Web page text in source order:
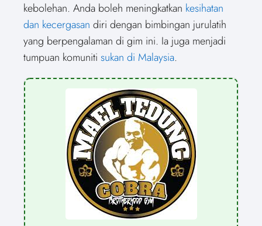
kebolehan. Anda boleh meningkatkan kesihatan
dan kecergasan diri dengan bimbingan jurulatih
yang berpengalaman di gim ini. Ia juga menjadi
tumpuan komuniti sukan di Malaysia.